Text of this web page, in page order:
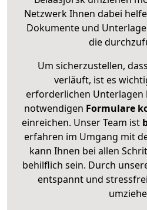
Netzwerk Ihnen dabei
Dokumente und
die
Um sicherzustellen,
verläuft, ist es
erforderlichen Unterlagen
notwendigen Formulare
einreichen. Unser Team ist
erfahren im Umgang mit
kann Ihnen bei allen
behilflich sein. Durch
entspannt und